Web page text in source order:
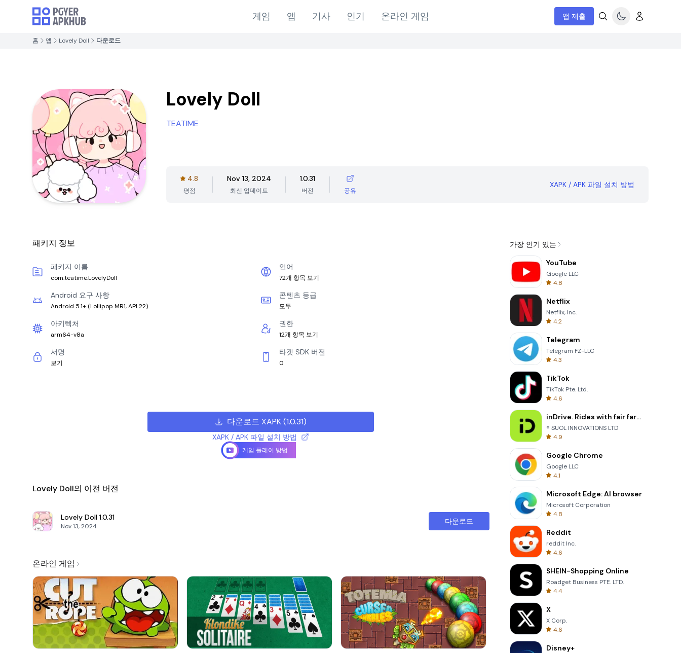
게임 앱 기사 인기 온라인 게임 앱 제출
홈 앱 Lovely Doll 다운로드
Lovely Doll
TEATIME
4.8
평점
Nov 13, 2024
최신 업데이트
1.0.31
버전 공유
XAPK / APK 파일 설치 방법
패키지 정보
패키지 이름
com.teatime.LovelyDoll
언어
72개 항목 보기
Android 요구 사항
Android 5.1+ (Lollipop MR1, API 22)
콘텐츠 등급
모두
아키텍처
arm64-v8a
권한
12개 항목 보기
서명
보기
타겟 SDK 버전
0
다운로드 XAPK(1.0.31)
XAPK / APK 파일 설치 방법
게임 플레이 방법
Lovely Doll의 이전 버전
Lovely Doll 1.0.31
Nov 13, 2024
다운로드
온라인 게임
가장 인기 있는
YouTube
Google LLC
4.8
Netflix
Netflix, Inc.
4.2
Telegram
Telegram FZ-LLC
4.3
TikTok
TikTok Pte. Ltd.
4.6
inDrive. Rides with fair fares
® SUOL INNOVATIONS LTD
4.9
Google Chrome
Google LLC
4.1
Microsoft Edge: AI browser
Microsoft Corporation
4.8
Reddit
reddit Inc.
4.6
SHEIN-Shopping Online
Roadget Business PTE. LTD.
4.4
X
X Corp.
4.6
Disney+